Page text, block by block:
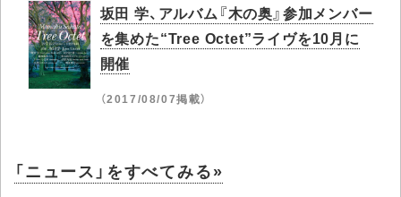
坂田 学、アルバム『木の奥』参加メンバー
を集めた“Tree Octet”ライヴを10月に
開催
（2017/08/07掲載）
「ニュース」をすべてみる»